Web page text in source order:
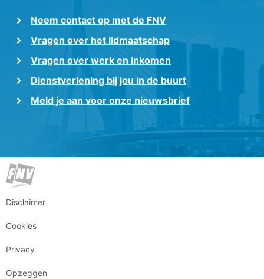
Neem contact op met de FNV
Vragen over het lidmaatschap
Vragen over werk en inkomen
Dienstverlening bij jou in de buurt
Meld je aan voor onze nieuwsbrief
Disclaimer
Cookies
Privacy
Opzeggen